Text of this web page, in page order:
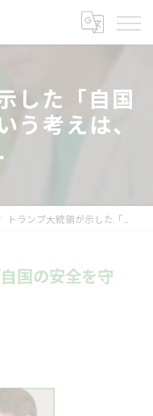
した「自国
う考えは、
トランプ大統領が示した「自国の安全を守る」という考えは、多く...
国の安全を守